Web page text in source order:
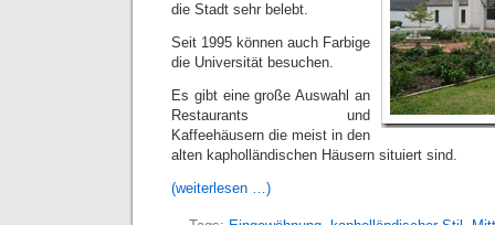
die Stadt sehr belebt.
Seit 1995 können auch Farbige
die Universität besuchen.
Es gibt eine große Auswahl an
Restaurants und
Kaffeehäusern die meist in den
alten kapholländischen Häusern situiert sind.
(weiterlesen …)